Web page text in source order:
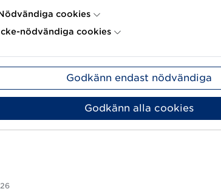
Kontakta oss
cookies
nödvändiga cookies
Godkänn endast nödvändiga
Godkänn alla cookies